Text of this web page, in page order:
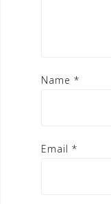
Name *
Email *